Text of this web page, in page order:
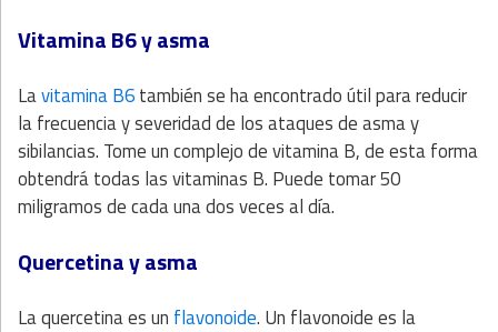
Vitamina B6 y asma
Lavitamina B6también se ha encontrado útil para reducir
la frecuencia y severidad de los ataques de asma y
sibilancias. Tome un complejo de vitamina B, de esta forma
obtendrá todas las vitaminas B. Puede tomar 50
miligramos de cada una dos veces al día.
Quercetina y asma
La quercetina es un flavonoide. Un flavonoide es la